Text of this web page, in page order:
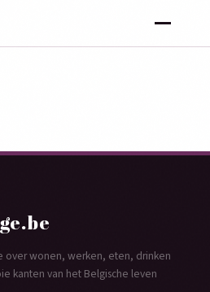
over wonen, werken, eten, drinken
kanten van het Belgische leven